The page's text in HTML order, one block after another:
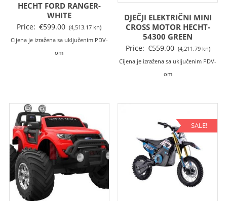
HECHT FORD RANGER-
WHITE
Price: €599.00 (4,513.17 kn)
Cijena je izražena sa uključenim PDV-
om
DJEČJI ELEKTRIČNI MINI
CROSS MOTOR HECHT-
54300 GREEN
Price: €559.00 (4,211.79 kn)
Cijena je izražena sa uključenim PDV-
om
SALE!